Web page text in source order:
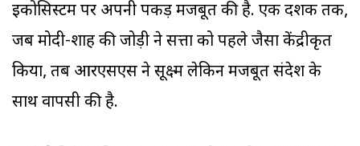
इकोसिस्टम पर अपनी पकड़ मजबूत की है. एक दशक तक,
जब मोदी-शाह की जोड़ी ने सत्ता को पहले जैसा केंद्रीकृत
किया, तब आरएसएस ने सूक्ष्म लेकिन मजबूत संदेश के
साथ वापसी की है.